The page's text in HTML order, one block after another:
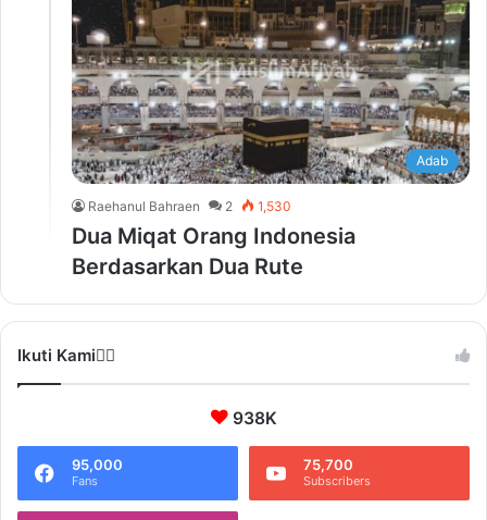
Adab
Raehanul Bahraen 2 1,530
Dua Miqat Orang Indonesia
Berdasarkan Dua Rute
Ikuti Kami❤️‍🔥
938K
95,000
Fans
75,700
Subscribers